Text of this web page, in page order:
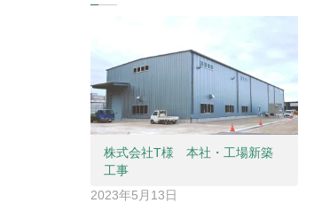
株式会社T様 本社・工場新築
工事
2023年5月13日